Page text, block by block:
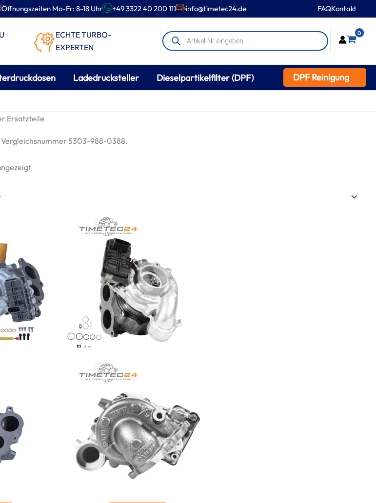
Öffnungszeiten Mo-Fr: 8-18 Uhr +49 3322 40 200 111 info@timetec24.de FAQKontakt
ECHTE TURBO-
EXPERTEN
Products
search
0
Ladedrucksteller Dieselpartikelfilter (DPF) DPF Reinigung
Ersatzteile
5303-988-0388.
Nach